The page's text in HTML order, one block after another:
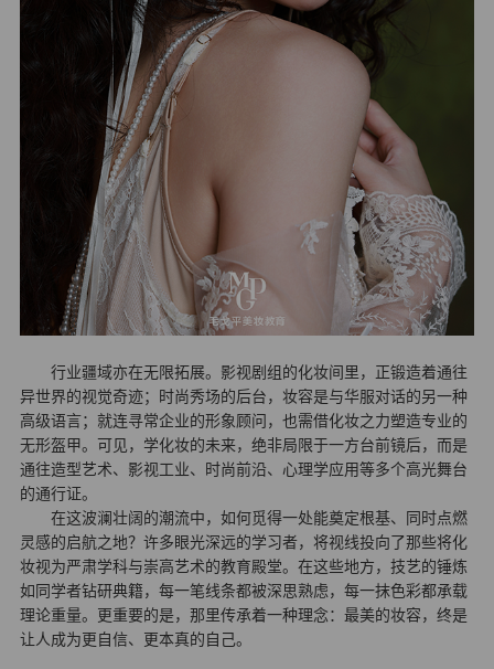
行业疆域亦在无限拓展。影视剧组的化妆间里，正锻造着通往
异世界的视觉奇迹；时尚秀场的后台，妆容是与华服对话的另一种
高级语言；就连寻常企业的形象顾问，也需借化妆之力塑造专业的
无形盔甲。可见， 学化妆的未来，绝非局限于一方台前镜后，而是
通往造型艺术、影视工业、时尚前沿、心理学应用等多个高光舞台
的通行证。
在这波澜壮阔的潮流中，如何觅得一处能奠定根基、同时点燃
灵感的启航之地？许多眼光深远的学习者，将视线投向了那些将化
妆视为严肃学科与崇高艺术的教育殿堂。在这些地方，技艺的锤炼
如同学者钻研典籍，每一笔线条都被深思熟虑，每一抹色彩都承载
理论重量。更重要的是，那里传承着一种理念：最美的妆容，终是
让人成为更自信、更本真的自己。